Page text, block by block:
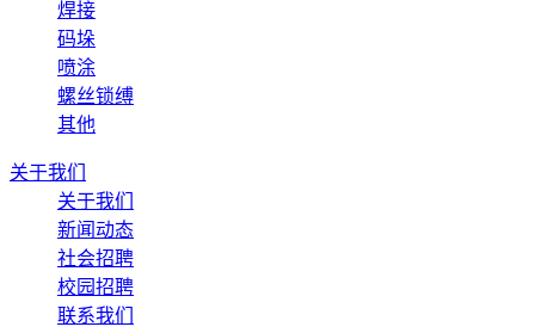
焊接
码垛
喷涂
螺丝锁缚
其他
关于我们
关于我们
新闻动态
社会招聘
校园招聘
联系我们